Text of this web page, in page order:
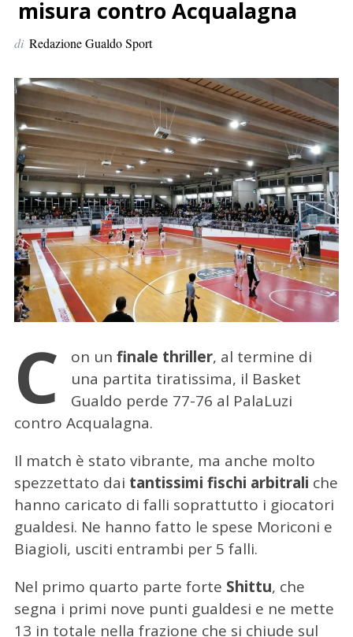
e
r
misura contro Acqualagna
di Redazione Gualdo Sport
C on un finale thriller, al termine di
una partita tiratissima, il Basket
Gualdo perde 77-76 al PalaLuzi
contro Acqualagna.
Il match è stato vibrante, ma anche molto
spezzettato dai tantissimi fischi arbitrali che
hanno caricato di falli soprattutto i giocatori
gualdesi. Ne hanno fatto le spese Moriconi e
Biagioli, usciti entrambi per 5 falli.
Nel primo quarto parte forte Shittu, che
segna i primi nove punti gualdesi e ne mette
13 in totale nella frazione che si chiude sul